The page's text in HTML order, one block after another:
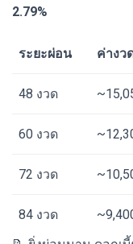
2.79%
ระยะผ่อน ค่างว
48 งวด
60 งวด
72 งวด
84 งวด